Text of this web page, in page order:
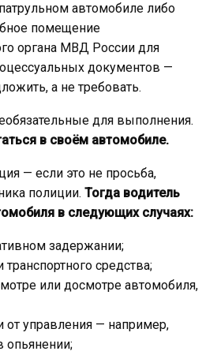
автомобиле либо
помещение
органа МВД России для
документов —
а не требовать.
для выполнения.
в своём автомобиле.
— если это не просьба,
полиции. Тогда водитель
в следующих случаях:
задержании;
средства;
или досмотре автомобиля,
от управления — например,
опьянении;